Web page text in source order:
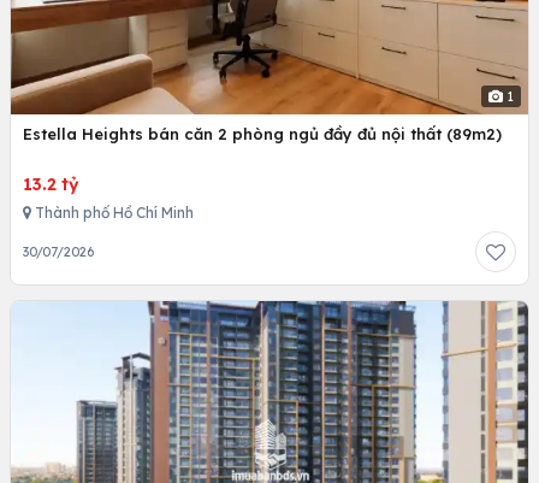
1
Estella Heights bán căn 2 phòng ngủ đầy đủ nội thất (89m2)
13.2 tỷ
Thành phố Hồ Chí Minh
30/07/2026